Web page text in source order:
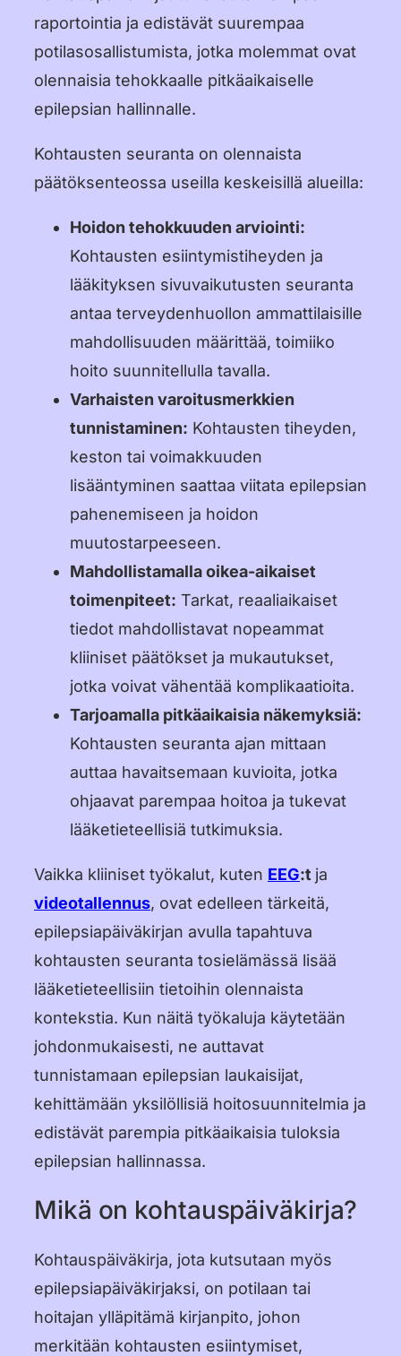
raportointia ja edistävät suurempaa
potilasosallistumista, jotka molemmat ovat
olennaisia tehokkaalle pitkäaikaiselle
epilepsian hallinnalle.
Kohtausten seuranta on olennaista
päätöksenteossa useilla keskeisillä alueilla:
Hoidon tehokkuuden arviointi:
Kohtausten esiintymistiheyden ja
lääkityksen sivuvaikutusten seuranta
antaa terveydenhuollon ammattilaisille
mahdollisuuden määrittää, toimiiko
hoito suunnitellulla tavalla.
Varhaisten varoitusmerkkien
tunnistaminen: Kohtausten tiheyden,
keston tai voimakkuuden
lisääntyminen saattaa viitata epilepsian
pahenemiseen ja hoidon
muutostarpeeseen.
Mahdollistamalla oikea-aikaiset
toimenpiteet: Tarkat, reaaliaikaiset
tiedot mahdollistavat nopeammat
kliiniset päätökset ja mukautukset,
jotka voivat vähentää komplikaatioita.
Tarjoamalla pitkäaikaisia näkemyksiä:
Kohtausten seuranta ajan mittaan
auttaa havaitsemaan kuvioita, jotka
ohjaavat parempaa hoitoa ja tukevat
lääketieteellisiä tutkimuksia.
Vaikka kliiniset työkalut, kuten EEG:t ja
videotallennus, ovat edelleen tärkeitä,
epilepsiapäiväkirjan avulla tapahtuva
kohtausten seuranta tosielämässä lisää
lääketieteellisiin tietoihin olennaista
kontekstia. Kun näitä työkaluja käytetään
johdonmukaisesti, ne auttavat
tunnistamaan epilepsian laukaisijat,
kehittämään yksilöllisiä hoitosuunnitelmia ja
edistävät parempia pitkäaikaisia tuloksia
epilepsian hallinnassa.
Mikä on kohtauspäiväkirja?
Kohtauspäiväkirja, jota kutsutaan myös
epilepsiapäiväkirjaksi, on potilaan tai
hoitajan ylläpitämä kirjanpito, johon
merkitään kohtausten esiintymiset,